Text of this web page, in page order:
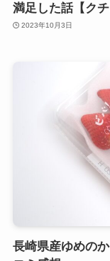
満足した話【クチ
2023年10月3日
長崎県産ゆめの